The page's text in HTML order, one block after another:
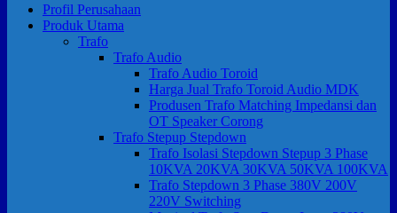
Profil Perusahaan
Produk Utama
Trafo
Trafo Audio
Trafo Audio Toroid
Harga Jual Trafo Toroid Audio MDK
Produsen Trafo Matching Impedansi dan
OT Speaker Corong
Trafo Stepup Stepdown
Trafo Isolasi Stepdown Stepup 3 Phase
10KVA 20KVA 30KVA 50KVA 100KVA
Trafo Stepdown 3 Phase 380V 200V
220V Switching